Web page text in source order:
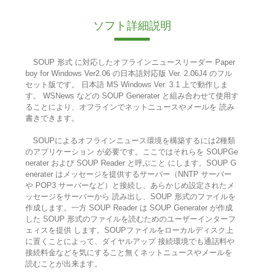
ソフト詳細説明
SOUP 形式 に対応したオフラインニュースリーダー Paper
boy for Windows Ver2.06 の日本語対応版 Ver. 2.06J4 のフル
セット版です。 日本語 MS Windows Ver. 3.1 上で動作しま
す。 WSNews などの SOUP Generater と組み合わせて使用す
ることにより、オフラインでネットニュースやメールを 読み
書きできます。
SOUPによるオフラインニュース環境を構築するには2種類
のアプリケーション が必要です。ここではそれらを SOUPGe
nerater および SOUP Reader と呼ぶこと にします。SOUP G
enerater はメッセージを提供するサーバー（NNTP サーバー
や POP3 サーバーなど）と接続し、あらかじめ設定されたメ
ッセージをサーバーから 読み出し、SOUP 形式のファイルを
作成します。一方 SOUP Reader は SOUP Generater が作成
した SOUP 形式のファイルを読むためのユーザーインターフ
ェィスを提供 します。SOUPファイルをローカルディスク上
に置くことによって、ダイヤルアップ 接続環境でも通話料や
接続料金などを気にすること無くネットニュースやメールを
読むことが出来ます。